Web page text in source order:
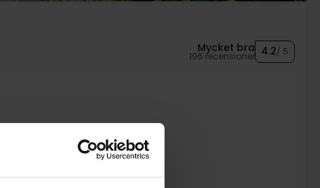
Mycket bra
196 recensioner 4.2/ 5